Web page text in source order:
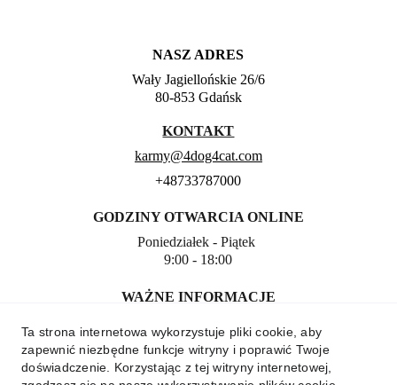
NASZ ADRES
Wały Jagiellońskie 26/6
80-853 Gdańsk
KONTAKT
karmy@4dog4cat.com
+48733787000
GODZINY OTWARCIA ONLINE
Poniedziałek - Piątek
9:00 - 18:00
WAŻNE INFORMACJE
POLITYKA PRYWATNOŚCI
ZWROTY I DOSTAWA
Ta strona internetowa wykorzystuje pliki cookie, aby
zapewnić niezbędne funkcje witryny i poprawić Twoje
doświadczenie. Korzystając z tej witryny internetowej,